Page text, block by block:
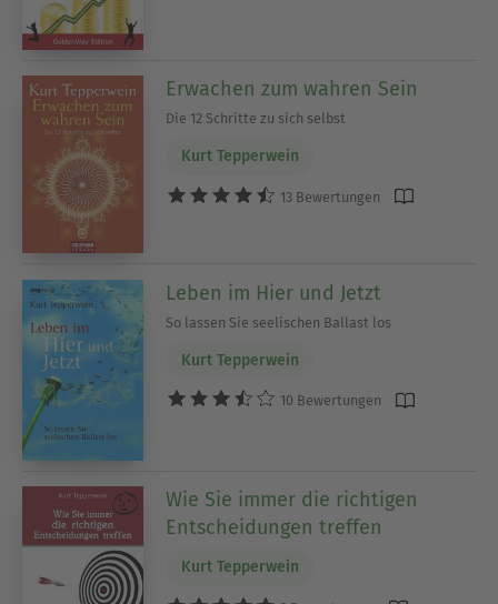
Erwachen zum wahren Sein
Die 12 Schritte zu sich selbst
Kurt Tepperwein
13 Bewertungen
Leben im Hier und Jetzt
So lassen Sie seelischen Ballast los
Kurt Tepperwein
10 Bewertungen
Wie Sie immer die richtigen
Entscheidungen treffen
Kurt Tepperwein